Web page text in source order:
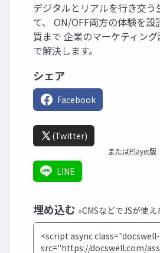
デジタルとリアルを行き交う
て、 ON/OFF両方の体験を
買まで 企業のマーケティン
で解決します。
シェア
Facebook
(Twitter)
またはPlayer版
LINE
埋め込む »CMSなどでJSが使